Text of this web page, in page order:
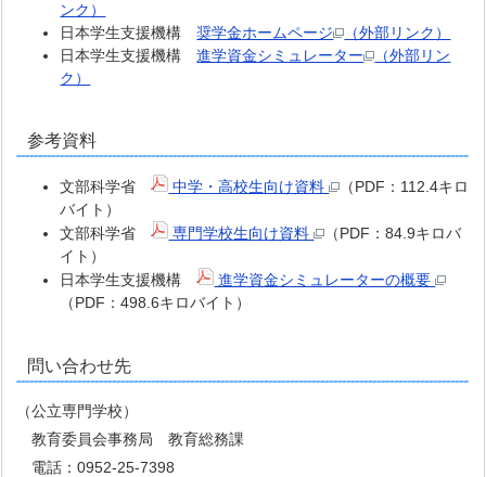
ンク）
日本学生支援機構奨学金ホームページ
（外部リンク）
日本学生支援機構進学資金シミュレーター
（外部リン
ク）
参考資料
文部科学省 中学・高校生向け資料
（PDF：112.4キロ
バイト）
文部科学省
専門学校生向け資料
（PDF：84.9キロバ
イト）
日本学生支援機構
進学資金シミュレーターの概要
（PDF：498.6キロバイト）
問い合わせ先
（公立専門学校）
教育委員会事務局 教育総務課
電話：0952-25-7398